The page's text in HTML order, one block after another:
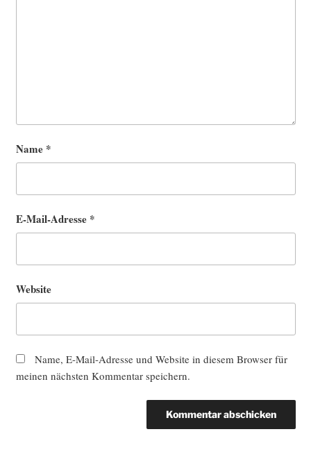
Name *
E-Mail-Adresse *
Website
Name, E-Mail-Adresse und Website in diesem Browser für
meinen nächsten Kommentar speichern.